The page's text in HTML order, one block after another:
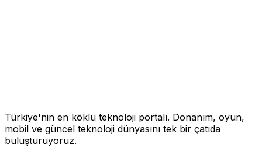
Türkiye'nin en köklü teknoloji portalı. Donanım, oyun,
mobil ve güncel teknoloji dünyasını tek bir çatıda
buluşturuyoruz.